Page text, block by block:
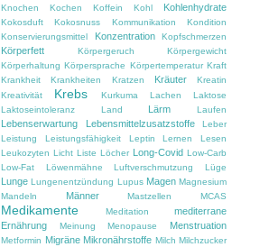
Knochen
Kochen Koffein Kohl Kohlenhydrate
Kokosduft Kokosnuss Kommunikation
Kondition
Konservierungsmittel
Konzentration Kopfschmerzen
Körperfett Körpergeruch
Körpergewicht
Körperhaltung Körpersprache Körpertemperatur Kraft
Krankheit
Krankheiten Kratzen Kräuter
Kreatin
Kreativität
Krebs Kurkuma Lachen
Laktose
Laktoseintoleranz
Land Lärm Laufen
Lebenserwartung Lebensmittelzusatzstoffe
Leber
Leistung
Leistungsfähigkeit Leptin Lernen
Lesen
Leukozyten Licht Liste Löcher Long-Covid Low-Carb
Low-Fat
Löwenmähne Luftverschmutzung Lüge
Lunge Lungenentzündung Lupus Magen Magnesium
Mandeln
Männer Mastzellen MCAS
Medikamente Meditation
mediterrane
Ernährung
Meinung Menopause Menstruation
Metformin Migräne Mikronährstoffe Milch Milchzucker